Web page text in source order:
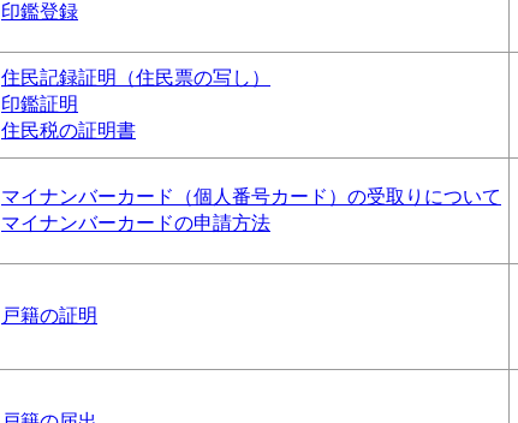
印鑑登録
住民記録証明（住民票の写し）
印鑑証明
住民税の証明書
マイナンバーカード（個人番号カード）の受取りについて
マイナンバーカードの申請方法
戸籍の証明